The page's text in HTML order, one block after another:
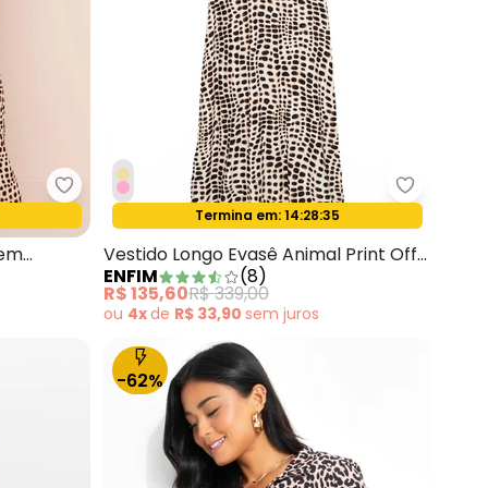
Print em Alfaiataria com Botões
Enfim - Vestido Longo Animal Print em Viscose
Enfim -
Oferta relâmpago
Termina em:14:28:33
Vestido Longo Evasê Animal Print Off
White
ENFIM (8)
R$ 135,60R$ 339,00
ou 4xde R$ 33,90 sem juros
-62%